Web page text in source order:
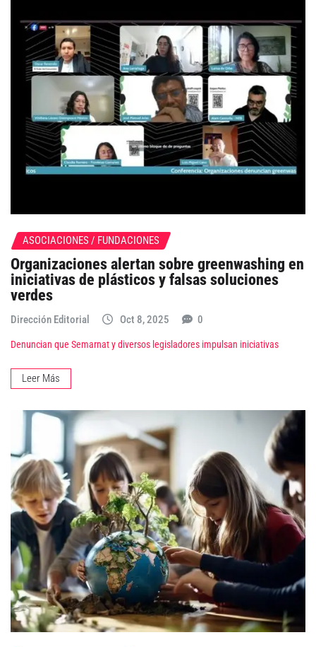
ASOCIACIONES / FUNDACIONES
Organizaciones alertan sobre greenwashing en
iniciativas de plásticos y falsas soluciones
verdes
Dirección Editorial Oct 8, 2025 0
Denuncian que Semarnat y diversos legisladores impulsan iniciativas
Leer Más